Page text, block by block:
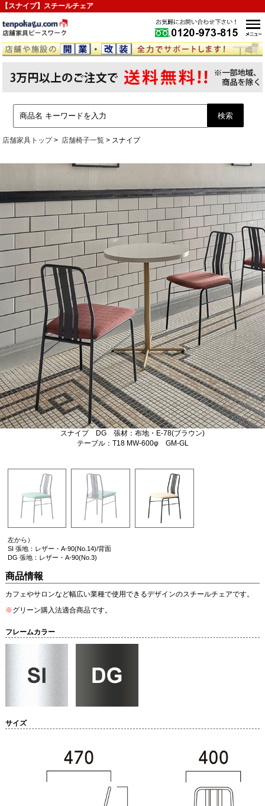
【スナイプ】スチールチェア
店舗家具トップ 店舗椅子一覧 スナイプ
スナイプ DG 張材：布地・E-78(ブラウン)
テーブル：T18 MW-600φ GM-GL
左から）
SI 張地：レザー・A-90(No.14)/背面
DG 張地：レザー・A-90(No.3)
商品情報
カフェやサロンなど幅広い業種で使用できるデザインのスチールチェアです。
※グリーン購入法適合商品です。
フレームカラー
サイズ